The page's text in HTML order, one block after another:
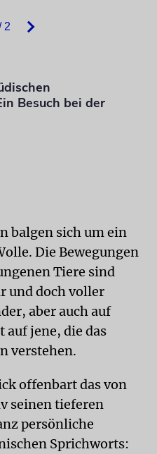
2
Besuch bei der
balgen sich um ein
Die Bewegungen
Tiere sind
und doch voller
aber auch auf
auf jene, die das
verstehen.
offenbart das von
seinen tieferen
persönliche
Sprichworts: